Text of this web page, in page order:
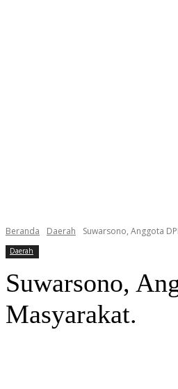
Beranda Daerah Suwarsono, Anggota
Daerah
Suwarsono,
Masyarakat.